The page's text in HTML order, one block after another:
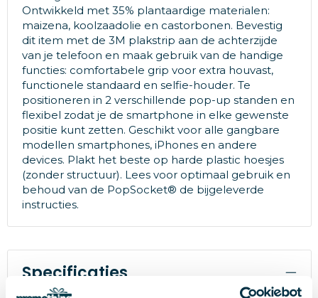
Ontwikkeld met 35% plantaardige materialen:
maizena, koolzaadolie en castorbonen. Bevestig
dit item met de 3M plakstrip aan de achterzijde
van je telefoon en maak gebruik van de handige
functies: comfortabele grip voor extra houvast,
functionele standaard en selfie-houder. Te
positioneren in 2 verschillende pop-up standen en
flexibel zodat je de smartphone in elke gewenste
positie kunt zetten. Geschikt voor alle gangbare
modellen smartphones, iPhones en andere
devices. Plakt het beste op harde plastic hoesjes
(zonder structuur). Lees voor optimaal gebruik en
behoud van de PopSocket® de bijgeleverde
instructies.
Specificaties